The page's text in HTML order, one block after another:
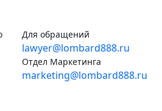
Для обращений
lawyer@lombard888.ru
Отдел Маркетинга
marketing@lombard888.ru